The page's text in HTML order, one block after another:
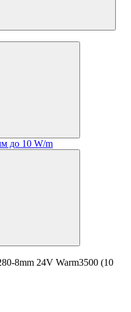
до 10 W/m
8mm 24V Warm3500 (10